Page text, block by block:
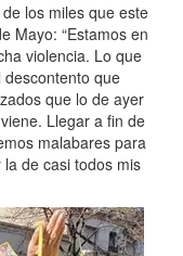
los miles que este
Mayo: “Estamos en
violencia. Lo que
que
que lo de ayer
Llegar a fin de
malabares para
de casi todos mis